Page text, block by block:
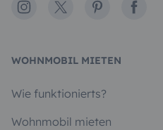
Instagram
X Pinterest
WOHNMOBIL MIETEN
Wie funktionierts?
Wohnmobil mieten